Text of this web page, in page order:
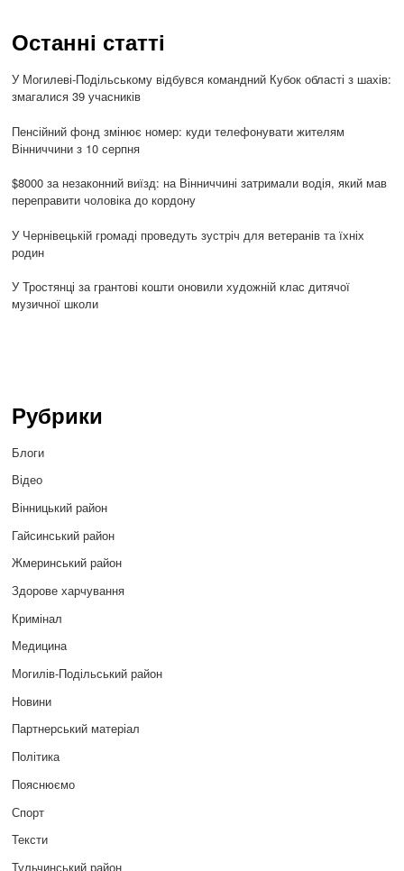
Останні статті
У Могилеві-Подільському відбувся командний Кубок області з шахів:
змагалися 39 учасників
Пенсійний фонд змінює номер: куди телефонувати жителям
Вінниччини з 10 серпня
$8000 за незаконний виїзд: на Вінниччині затримали водія, який мав
переправити чоловіка до кордону
У Чернівецькій громаді проведуть зустріч для ветеранів та їхніх
родин
У Тростянці за грантові кошти оновили художній клас дитячої
музичної школи
Рубрики
Блоги
Відео
Вінницький район
Гайсинський район
Жмеринський район
Здорове харчування
Кримінал
Медицина
Могилів-Подільський район
Новини
Партнерський матеріал
Політика
Пояснюємо
Спорт
Тексти
Тульчинський район